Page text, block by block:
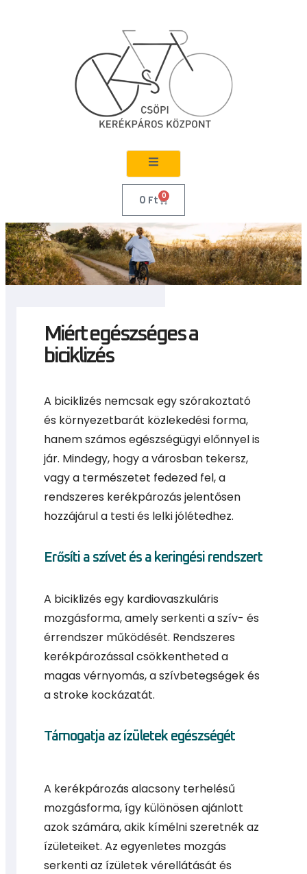
0 Ft 0
Miért egészséges a
biciklizés
A biciklizés nemcsak egy szórakoztató
és környezetbarát közlekedési forma,
hanem számos egészségügyi előnnyel is
jár. Mindegy, hogy a városban tekersz,
vagy a természetet fedezed fel, a
rendszeres kerékpározás jelentősen
hozzájárul a testi és lelki jólétedhez.
Erősíti a szívet és a keringési rendszert
A biciklizés egy kardiovaszkuláris
mozgásforma, amely serkenti a szív- és
érrendszer működését. Rendszeres
kerékpározással csökkentheted a
magas vérnyomás, a szívbetegségek és
a stroke kockázatát.
Támogatja az ízületek egészségét
A kerékpározás alacsony terhelésű
mozgásforma, így különösen ajánlott
azok számára, akik kímélni szeretnék az
ízületeiket. Az egyenletes mozgás
serkenti az ízületek vérellátását és